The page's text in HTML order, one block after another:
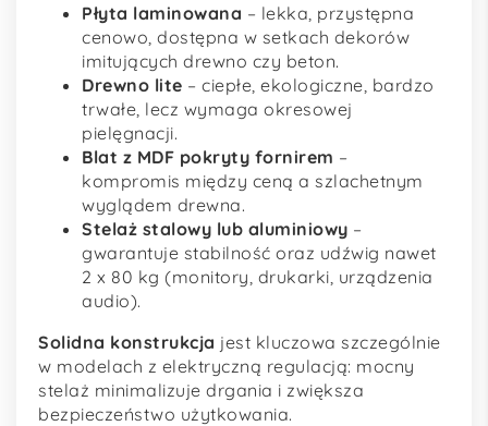
Płyta laminowana – lekka, przystępna
cenowo, dostępna w setkach dekorów
imitujących drewno czy beton.
Drewno lite – ciepłe, ekologiczne, bardzo
trwałe, lecz wymaga okresowej
pielęgnacji.
Blat z MDF pokryty fornirem –
kompromis między ceną a szlachetnym
wyglądem drewna.
Stelaż stalowy lub aluminiowy –
gwarantuje stabilność oraz udźwig nawet
2 x 80 kg (monitory, drukarki, urządzenia
audio).
Solidna konstrukcja jest kluczowa szczególnie
w modelach z elektryczną regulacją: mocny
stelaż minimalizuje drgania i zwiększa
bezpieczeństwo użytkowania.